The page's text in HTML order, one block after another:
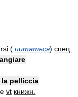
( питаться) спец.
pelliccia
vt книжн.